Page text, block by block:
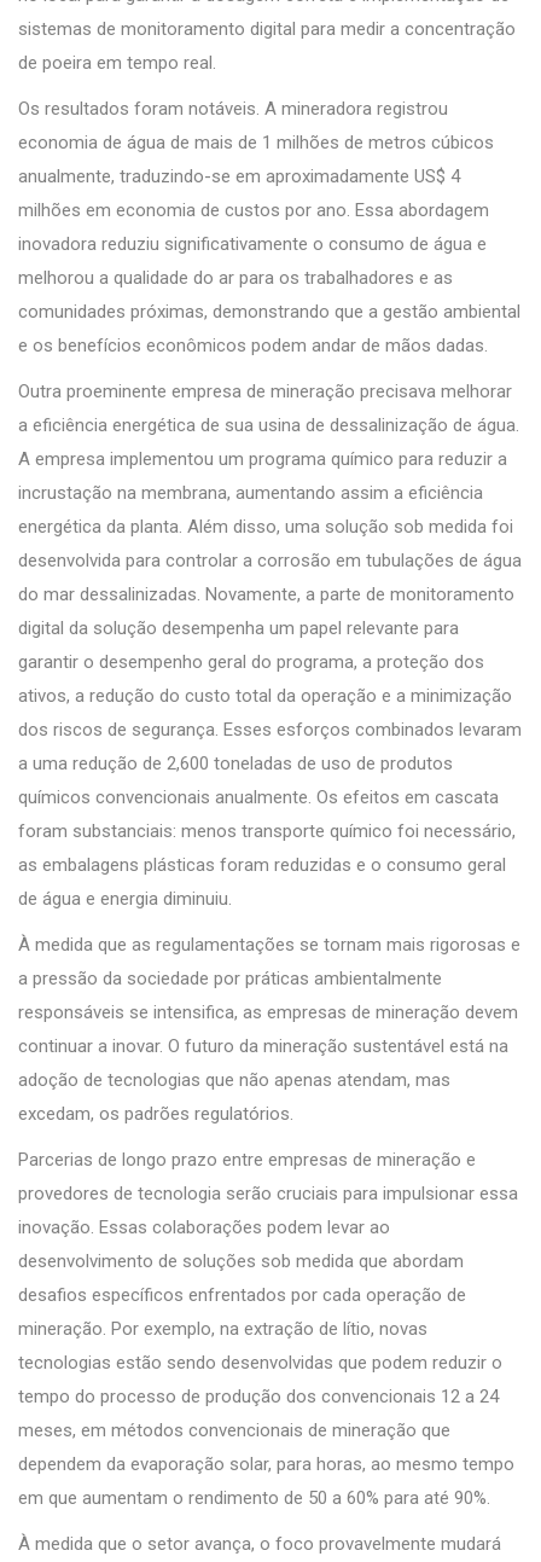
sistemas de monitoramento digital para medir a concentração
de poeira em tempo real.
Os resultados foram notáveis. A mineradora registrou
economia de água de mais de 1 milhões de metros cúbicos
anualmente, traduzindo-se em aproximadamente US$ 4
milhões em economia de custos por ano. Essa abordagem
inovadora reduziu significativamente o consumo de água e
melhorou a qualidade do ar para os trabalhadores e as
comunidades próximas, demonstrando que a gestão ambiental
e os benefícios econômicos podem andar de mãos dadas.
Outra proeminente empresa de mineração precisava melhorar
a eficiência energética de sua usina de dessalinização de água.
A empresa implementou um programa químico para reduzir a
incrustação na membrana, aumentando assim a eficiência
energética da planta. Além disso, uma solução sob medida foi
desenvolvida para controlar a corrosão em tubulações de água
do mar dessalinizadas. Novamente, a parte de monitoramento
digital da solução desempenha um papel relevante para
garantir o desempenho geral do programa, a proteção dos
ativos, a redução do custo total da operação e a minimização
dos riscos de segurança. Esses esforços combinados levaram
a uma redução de 2,600 toneladas de uso de produtos
químicos convencionais anualmente. Os efeitos em cascata
foram substanciais: menos transporte químico foi necessário,
as embalagens plásticas foram reduzidas e o consumo geral
de água e energia diminuiu.
À medida que as regulamentações se tornam mais rigorosas e
a pressão da sociedade por práticas ambientalmente
responsáveis se intensifica, as empresas de mineração devem
continuar a inovar. O futuro da mineração sustentável está na
adoção de tecnologias que não apenas atendam, mas
excedam, os padrões regulatórios.
Parcerias de longo prazo entre empresas de mineração e
provedores de tecnologia serão cruciais para impulsionar essa
inovação. Essas colaborações podem levar ao
desenvolvimento de soluções sob medida que abordam
desafios específicos enfrentados por cada operação de
mineração. Por exemplo, na extração de lítio, novas
tecnologias estão sendo desenvolvidas que podem reduzir o
tempo do processo de produção dos convencionais 12 a 24
meses, em métodos convencionais de mineração que
dependem da evaporação solar, para horas, ao mesmo tempo
em que aumentam o rendimento de 50 a 60% para até 90%.
À medida que o setor avança, o foco provavelmente mudará